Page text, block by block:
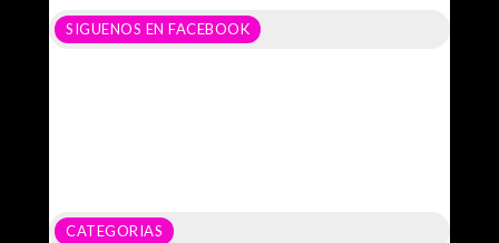
SIGUENOS EN FACEBOOK
CATEGORIAS